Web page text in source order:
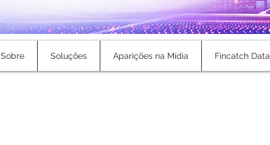
Sobre Soluções Aparições na Mídia Fincatch Data